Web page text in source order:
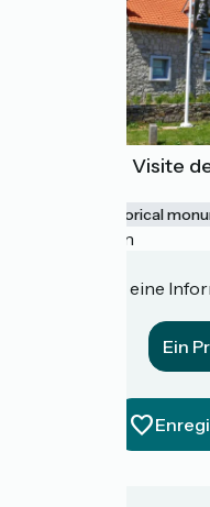
L'Espace de Visite
Sites and historical
Audinghen
Haben Sie eine
Ein